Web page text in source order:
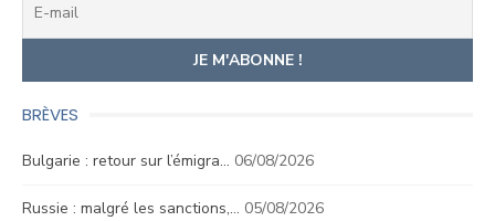
BRÈVES
Bulgarie : retour sur l’émigra… 06/08/2026
Russie : malgré les sanctions,… 05/08/2026